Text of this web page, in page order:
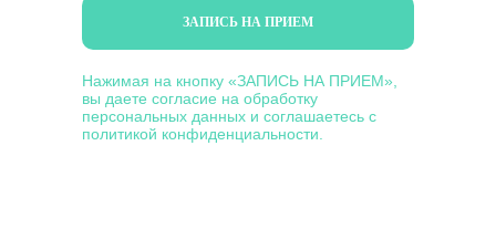
ЗАПИСЬ НА ПРИЕМ
Нажимая на кнопку «ЗАПИСЬ НА ПРИЕМ»,
вы даете согласие на обработку
персональных данных и соглашаетесь c
политикой конфиденциальности.